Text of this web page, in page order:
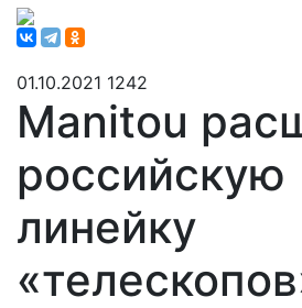
01.10.2021 1242
Manitou
российскую
линейку